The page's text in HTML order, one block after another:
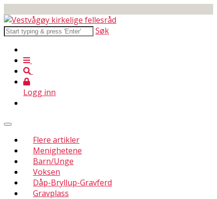
Søk
Logg inn
Flere artikler
Menighetene
Barn/Unge
Voksen
Dåp-Bryllup-Gravferd
Gravplass